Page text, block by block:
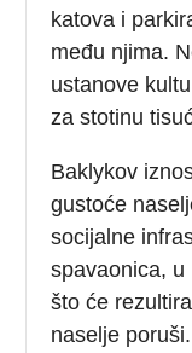
katova i
među njima.
ustanove
za stotinu
Baklykov
gustoće
socijalne
spavaonica, u
što će
naselje